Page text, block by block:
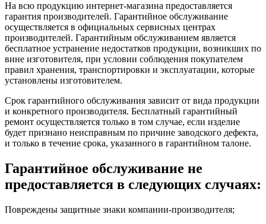
На всю продукцию интернет-магазина предоставляется
гарантия производителей. Гарантийное обслуживание
осуществляется в официальных сервисных центрах
производителей. Гарантийным обслуживанием является
бесплатное устранение недостатков продукции, возникших по
вине изготовителя, при условии соблюдения покупателем
правил хранения, транспортировки и эксплуатации, которые
установлены изготовителем.
Срок гарантийного обслуживания зависит от вида продукции
и конкретного производителя. Бесплатный гарантийный
ремонт осуществляется только в том случае, если изделие
будет признано неисправным по причине заводского дефекта,
и только в течение срока, указанного в гарантийном талоне.
Гарантийное обслуживание не
предоставляется в следующих случаях:
Повреждены защитные знаки компании-производителя;